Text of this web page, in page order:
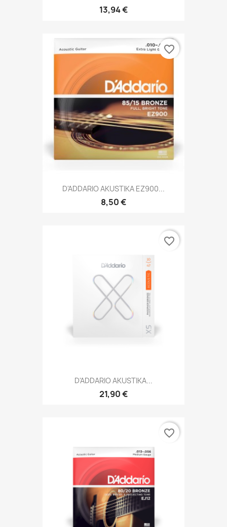
13,94 €
D'ADDARIO AKUSTIKA EZ900...
8,50 €
favorite_border
D'ADDARIO AKUSTIKA...
21,90 €
favorite_border
favorite_border